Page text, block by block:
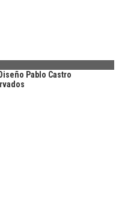
Diseño Pablo Castro